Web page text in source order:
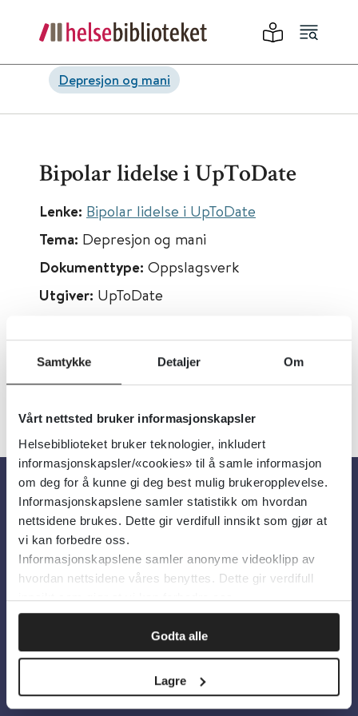
Samtykke Detaljer Om
Vårt nettsted bruker informasjonskapsler
Helsebiblioteket bruker teknologier, inkludert
informasjonskapsler/«cookies» til å samle informasjon
om deg for å kunne gi deg best mulig brukeropplevelse.
Informasjonskapslene samler statistikk om hvordan
nettsidene brukes. Dette gir verdifull innsikt som gjør at
vi kan forbedre oss.
Informasjonskapslene samler anonyme videoklipp av
hvordan nettsidene våres benyttes. Dette gir verdifull
innsikt som gjør at vi kan forbedre oss.
Godta alle
Lagre
Depresjon og mani
Bipolar lidelse i UpToDate
Lenke: Bipolar lidelse i UpToDate
Tema: Depresjon og mani
Dokumenttype: Oppslagsverk
Utgiver: UpToDate
Om oss
Om Helsebiblioteket
Tilgjengelighetserklæring
Information in English
Bilder fra Colourbox.com